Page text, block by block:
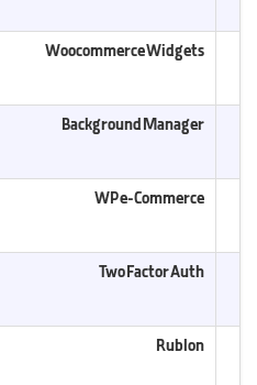
Woocommerce Widgets
Background Manager
WP e-Commerce
Two Factor Auth
Rublon